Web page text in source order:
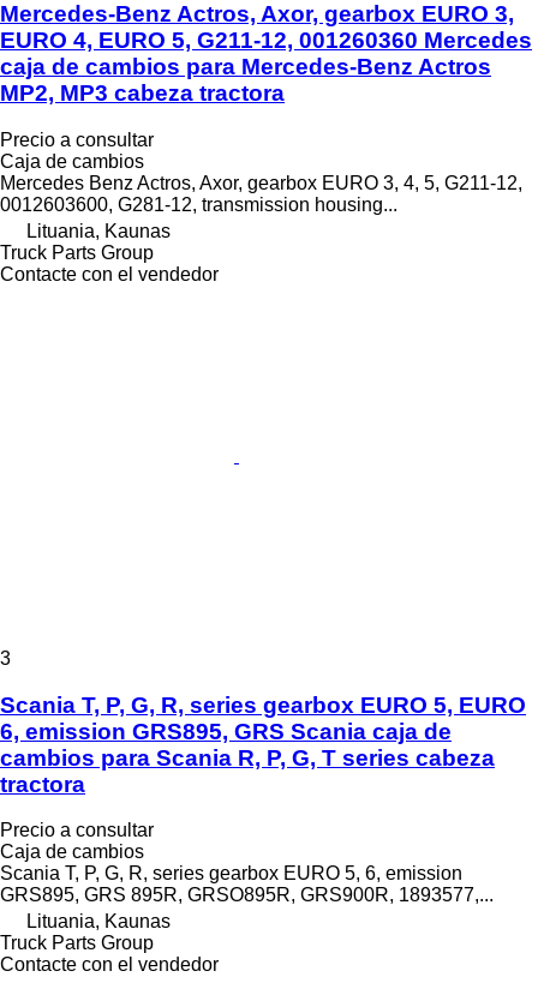
Mercedes-Benz Actros, Axor, gearbox EURO 3,
EURO 4, EURO 5, G211-12, 001260360 Mercedes
caja de cambios para Mercedes-Benz Actros
MP2, MP3 cabeza tractora
Precio a consultar
Caja de cambios
Mercedes Benz Actros, Axor, gearbox EURO 3, 4, 5, G211-12,
0012603600, G281-12, transmission housing...
Lituania, Kaunas
Truck Parts Group
Contacte con el vendedor
3
Scania T, P, G, R, series gearbox EURO 5, EURO
6, emission GRS895, GRS Scania caja de
cambios para Scania R, P, G, T series cabeza
tractora
Precio a consultar
Caja de cambios
Scania T, P, G, R, series gearbox EURO 5, 6, emission
GRS895, GRS 895R, GRSO895R, GRS900R, 1893577,...
Lituania, Kaunas
Truck Parts Group
Contacte con el vendedor